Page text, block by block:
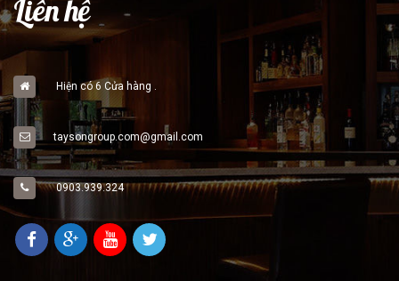
Liên hệ
Hiện có 6 Cửa hàng .
taysongroup.com@gmail.com
0903.939.324